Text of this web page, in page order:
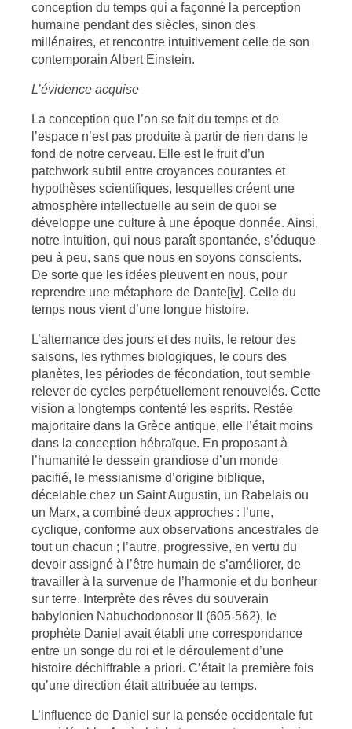
conception du temps qui a façonné la perception
humaine pendant des siècles, sinon des
millénaires, et rencontre intuitivement celle de son
contemporain Albert Einstein.
L’évidence acquise
La conception que l’on se fait du temps et de
l’espace n’est pas produite à partir de rien dans le
fond de notre cerveau. Elle est le fruit d’un
patchwork subtil entre croyances courantes et
hypothèses scientifiques, lesquelles créent une
atmosphère intellectuelle au sein de quoi se
développe une culture à une époque donnée. Ainsi,
notre intuition, qui nous paraît spontanée, s’éduque
peu à peu, sans que nous en soyons conscients.
De sorte que les idées pleuvent en nous, pour
reprendre une métaphore de Dante[iv]. Celle du
temps nous vient d’une longue histoire.
L’alternance des jours et des nuits, le retour des
saisons, les rythmes biologiques, le cours des
planètes, les périodes de fécondation, tout semble
relever de cycles perpétuellement renouvelés. Cette
vision a longtemps contenté les esprits. Restée
majoritaire dans la Grèce antique, elle l’était moins
dans la conception hébraïque. En proposant à
l’humanité le dessein grandiose d’un monde
pacifié, le messianisme d’origine biblique,
décelable chez un Saint Augustin, un Rabelais ou
un Marx, a combiné deux approches : l’une,
cyclique, conforme aux observations ancestrales de
tout un chacun ; l’autre, progressive, en vertu du
devoir assigné à l’être humain de s’améliorer, de
travailler à la survenue de l’harmonie et du bonheur
sur terre. Interprète des rêves du souverain
babylonien Nabuchodonosor II (605-562), le
prophète Daniel avait établi une correspondance
entre un songe du roi et le déroulement d’une
histoire déchiffrable a priori. C’était la première fois
qu’une direction était attribuée au temps.
L’influence de Daniel sur la pensée occidentale fut